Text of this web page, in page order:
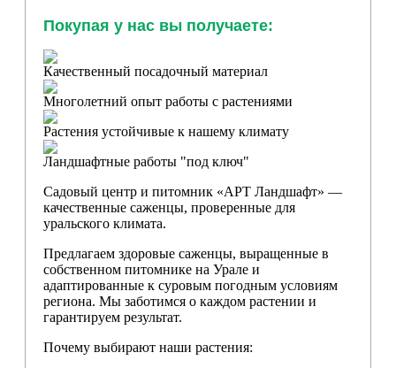
Покупая у нас вы получаете:
Качественный посадочный материал
Многолетний опыт работы с растениями
Растения устойчивые к нашему климату
Ландшафтные работы "под ключ"
Садовый центр и питомник «АРТ Ландшафт» —
качественные саженцы, проверенные для
уральского климата.
Предлагаем здоровые саженцы, выращенные в
собственном питомнике на Урале и
адаптированные к суровым погодным условиям
региона. Мы заботимся о каждом растении и
гарантируем результат.
Почему выбирают наши растения: